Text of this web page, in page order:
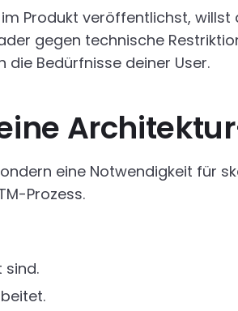
Produkt veröffentlichst,
gegen technische
Bedürfnisse deiner User.
eine Notwendigkeit für
Prozess.
sind.